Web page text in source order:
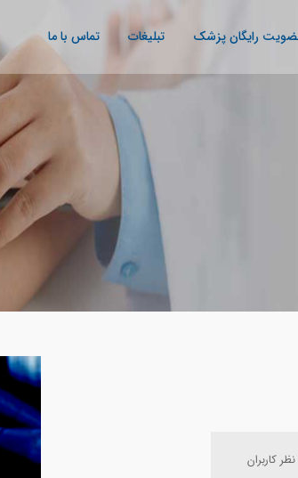
رایگان پزشک تبلیغات تماس با ما
نظر کاربران